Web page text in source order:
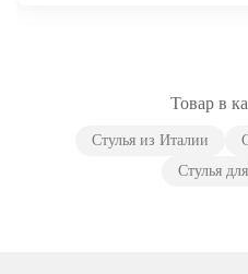
Товар в
Стулья из Италии
Стулья